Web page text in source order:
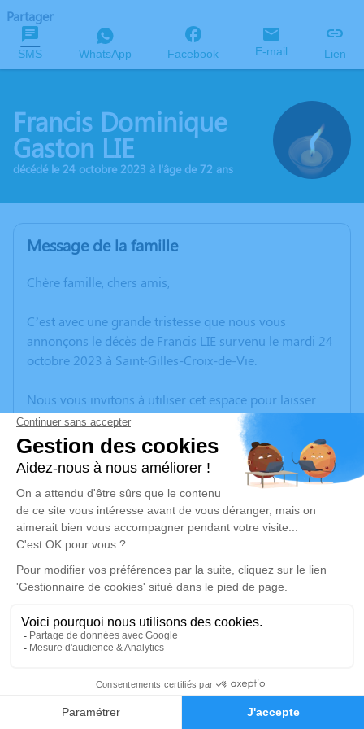
Faire-part Hommages
Partager
SMS WhatsApp Facebook E-mail Lien
Francis Dominique
Gaston LIE
décédé le 24 octobre 2023 à l'âge de 72 ans
Message de la famille
Chère famille, chers amis,
C’est avec une grande tristesse que nous vous
annonçons le décès de Francis LIE survenu le mardi 24
octobre 2023 à Saint-Gilles-Croix-de-Vie.
Nous vous invitons à utiliser cet espace pour laisser
vos condoléances, partager des photos souvenirs, une
anecdote ou exprimer vos pensées à travers des
poèmes ou des textes. Cet endroit est un lieu
d'expression dédié à honorer la mémoire de Francis
LIE.
Un service de plantation d’arbre hommage est
disponible ici.
Je rends hommage
Cérémonie civile
Je rends hommage